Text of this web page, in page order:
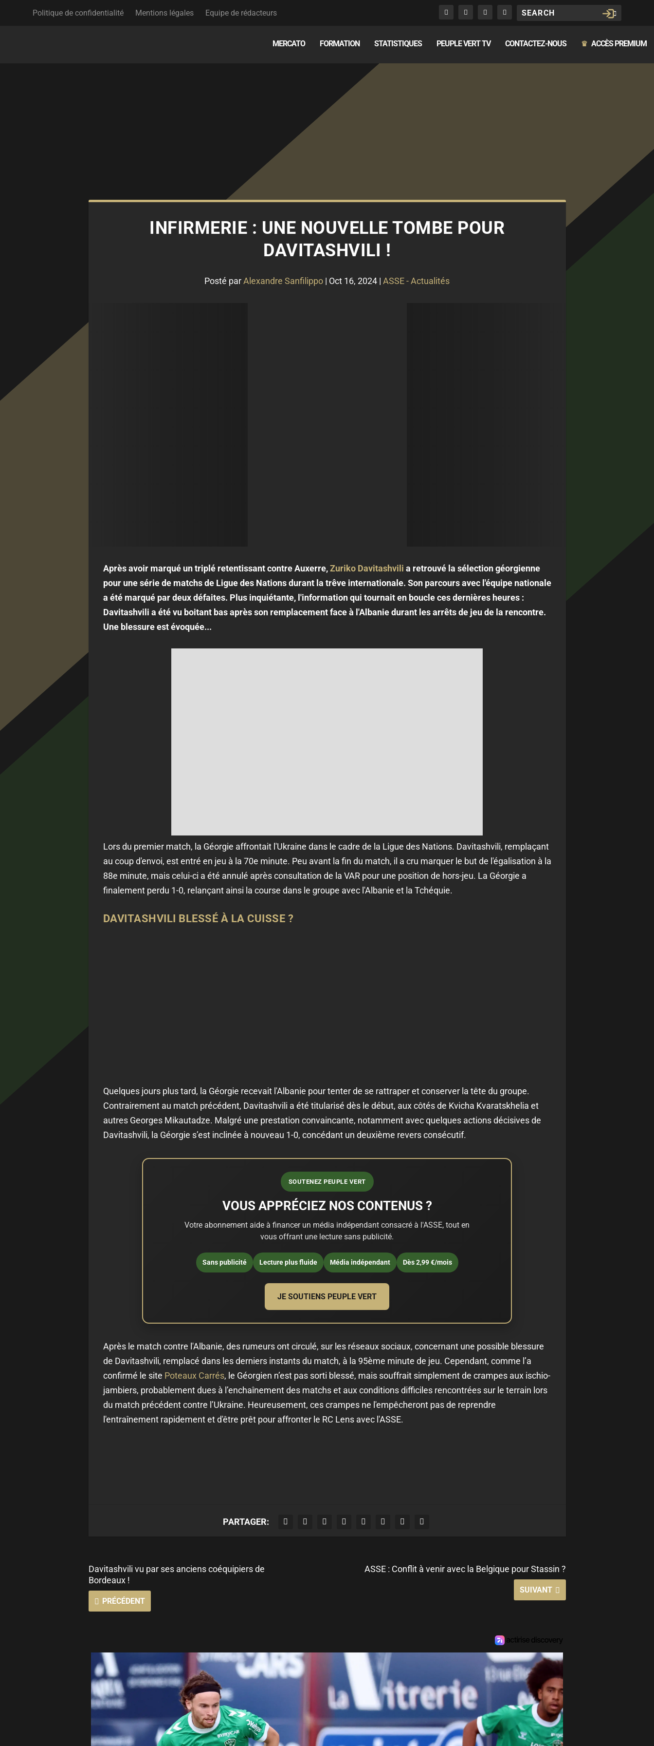
Politique de confidentialité Mentions légales Equipe de rédacteurs
MERCATO FORMATION STATISTIQUES PEUPLE VERT TV CONTACTEZ-NOUS ♛ ACCÈS PREMIUM
INFIRMERIE : UNE NOUVELLE TOMBE POUR
DAVITASHVILI !
Posté parAlexandre Sanfilippo | Oct 16, 2024 | ASSE - Actualités
Après avoir marqué un triplé retentissant contre Auxerre,Zuriko Davitashvili a retrouvé la sélection géorgienne
pour une série de matchs de Ligue des Nations durant la trêve internationale. Son parcours avec l'équipe nationale
a été marqué par deux défaites. Plus inquiétante, l'information qui tournait en boucle ces dernières heures :
Davitashvili a été vu boitant bas après son remplacement face à l'Albanie durant les arrêts de jeu de la rencontre.
Une blessure est évoquée...
Lors du premier match, la Géorgie affrontait l'Ukraine dans le cadre de la Ligue des Nations. Davitashvili, remplaçant
au coup d'envoi, est entré en jeu à la 70e minute. Peu avant la fin du match, il a cru marquer le but de l'égalisation à la
88e minute, mais celui-ci a été annulé après consultation de la VAR pour une position de hors-jeu. La Géorgie a
finalement perdu 1-0, relançant ainsi la course dans le groupe avec l'Albanie et la Tchéquie.
DAVITASHVILI BLESSÉ À LA CUISSE ?
Quelques jours plus tard, la Géorgie recevait l'Albanie pour tenter de se rattraper et conserver la tête du groupe.
Contrairement au match précédent, Davitashvili a été titularisé dès le début, aux côtés de Kvicha Kvaratskhelia et
autres Georges Mikautadze. Malgré une prestation convaincante, notamment avec quelques actions décisives de
Davitashvili, la Géorgie s’est inclinée à nouveau 1-0, concédant un deuxième revers consécutif.
SOUTENEZ PEUPLE VERT
VOUS APPRÉCIEZ NOS CONTENUS ?
Votre abonnement aide à financer un média indépendant consacré à l'ASSE, tout en
vous offrant une lecture sans publicité.
Sans publicité Lecture plus fluide Média indépendant Dès 2,99 €/mois
JE SOUTIENS PEUPLE VERT
Après le match contre l'Albanie, des rumeurs ont circulé, sur les réseaux sociaux, concernant une possible blessure
de Davitashvili, remplacé dans les derniers instants du match, à la 95ème minute de jeu. Cependant, comme l’a
confirmé le site Poteaux Carrés, le Géorgien n’est pas sorti blessé, mais souffrait simplement de crampes aux ischio-
jambiers, probablement dues à l’enchaînement des matchs et aux conditions difficiles rencontrées sur le terrain lors
du match précédent contre l’Ukraine. Heureusement, ces crampes ne l'empêcheront pas de reprendre
l'entraînement rapidement et d'être prêt pour affronter le RC Lens avec l'ASSE.
PARTAGER:
Davitashvili vu par ses anciens coéquipiers de
Bordeaux !
PRÉCÉDENT
ASSE : Conflit à venir avec la Belgique pour Stassin ?
SUIVANT